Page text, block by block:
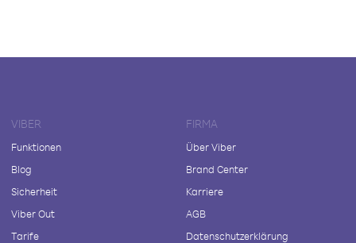
VIBER
Funktionen
Blog
Sicherheit
Viber Out
Tarife
FIRMA
Über Viber
Brand Center
Karriere
AGB
Datenschutzerklärung